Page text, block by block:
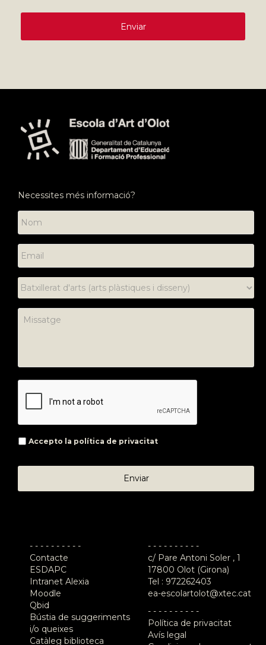
Necessites més informació?
Accepto la política de privacitat
- - - - - - - - - -
Contacte
ESDAPC
Intranet Alexia
Moodle
Qbid
Bústia de suggeriments
i/o queixes
Catàleg biblioteca
- - - - - - - - - -
c/ Pare Antoni Soler , 1
17800 Olot (Girona)
Tel : 972262403
ea-escolartolot@xtec.cat
- - - - - - - - - -
Política de privacitat
Avís legal